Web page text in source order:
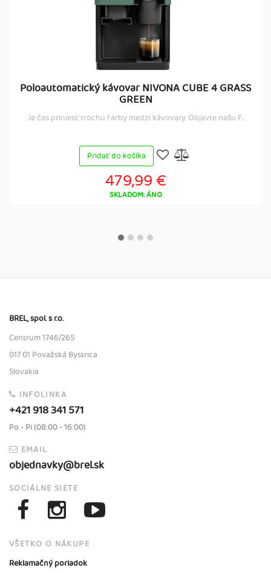
Poloautomatický kávovar NIVONA CUBE 4 GRASS
GREEN
Je čas priniesť trochu farby medzi kávovary. Objavte našu F...
Pridať do košíka
479,99 €
SKLADOM: ÁNO
BREL, spol. s r.o.
Centrum 1746/265
017 01 Považská Bystrica
Slovakia
INFOLINKA
+421 918 341 571
Po - Pi (08:00 - 16:00)
EMAIL
objednavky@brel.sk
SOCIÁLNE SIETE
VŠETKO O NÁKUPE
Reklamačný poriadok